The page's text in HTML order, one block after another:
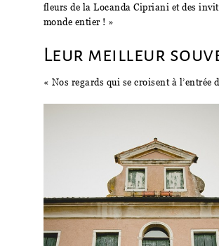
fleurs de la Locanda Cipriani et des
monde entier ! »
Leur meilleur
« Nos regards qui se croisent à l’entrée